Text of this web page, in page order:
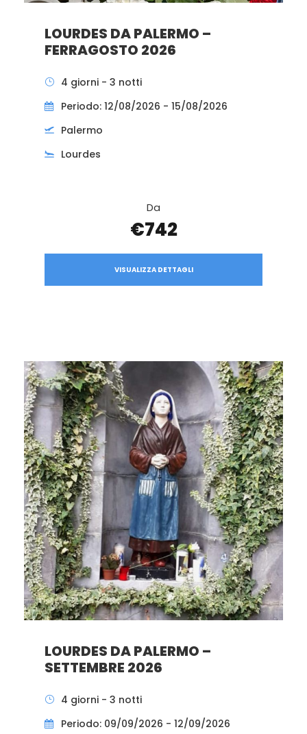
LOURDES DA PALERMO –
FERRAGOSTO 2026
4 giorni - 3 notti
Periodo: 12/08/2026 - 15/08/2026
Palermo
Lourdes
Da
€742
VISUALIZZA DETTAGLI
LOURDES DA PALERMO –
SETTEMBRE 2026
4 giorni - 3 notti
Periodo: 09/09/2026 - 12/09/2026